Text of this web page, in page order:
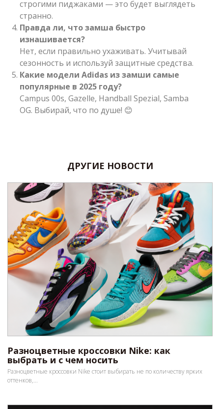
строгими пиджаками — это будет выглядеть
странно.
Правда ли, что замша быстро
изнашивается?
Нет, если правильно ухаживать. Учитывай
сезонность и используй защитные средства.
Какие модели Adidas из замши самые
популярные в 2025 году?
Campus 00s, Gazelle, Handball Spezial, Samba
OG. Выбирай, что по душе! 😊
ДРУГИЕ НОВОСТИ
Разноцветные кроссовки Nike: как
выбрать и с чем носить
Разноцветные кроссовки Nike стоит выбирать не по количеству ярких
оттенков,...